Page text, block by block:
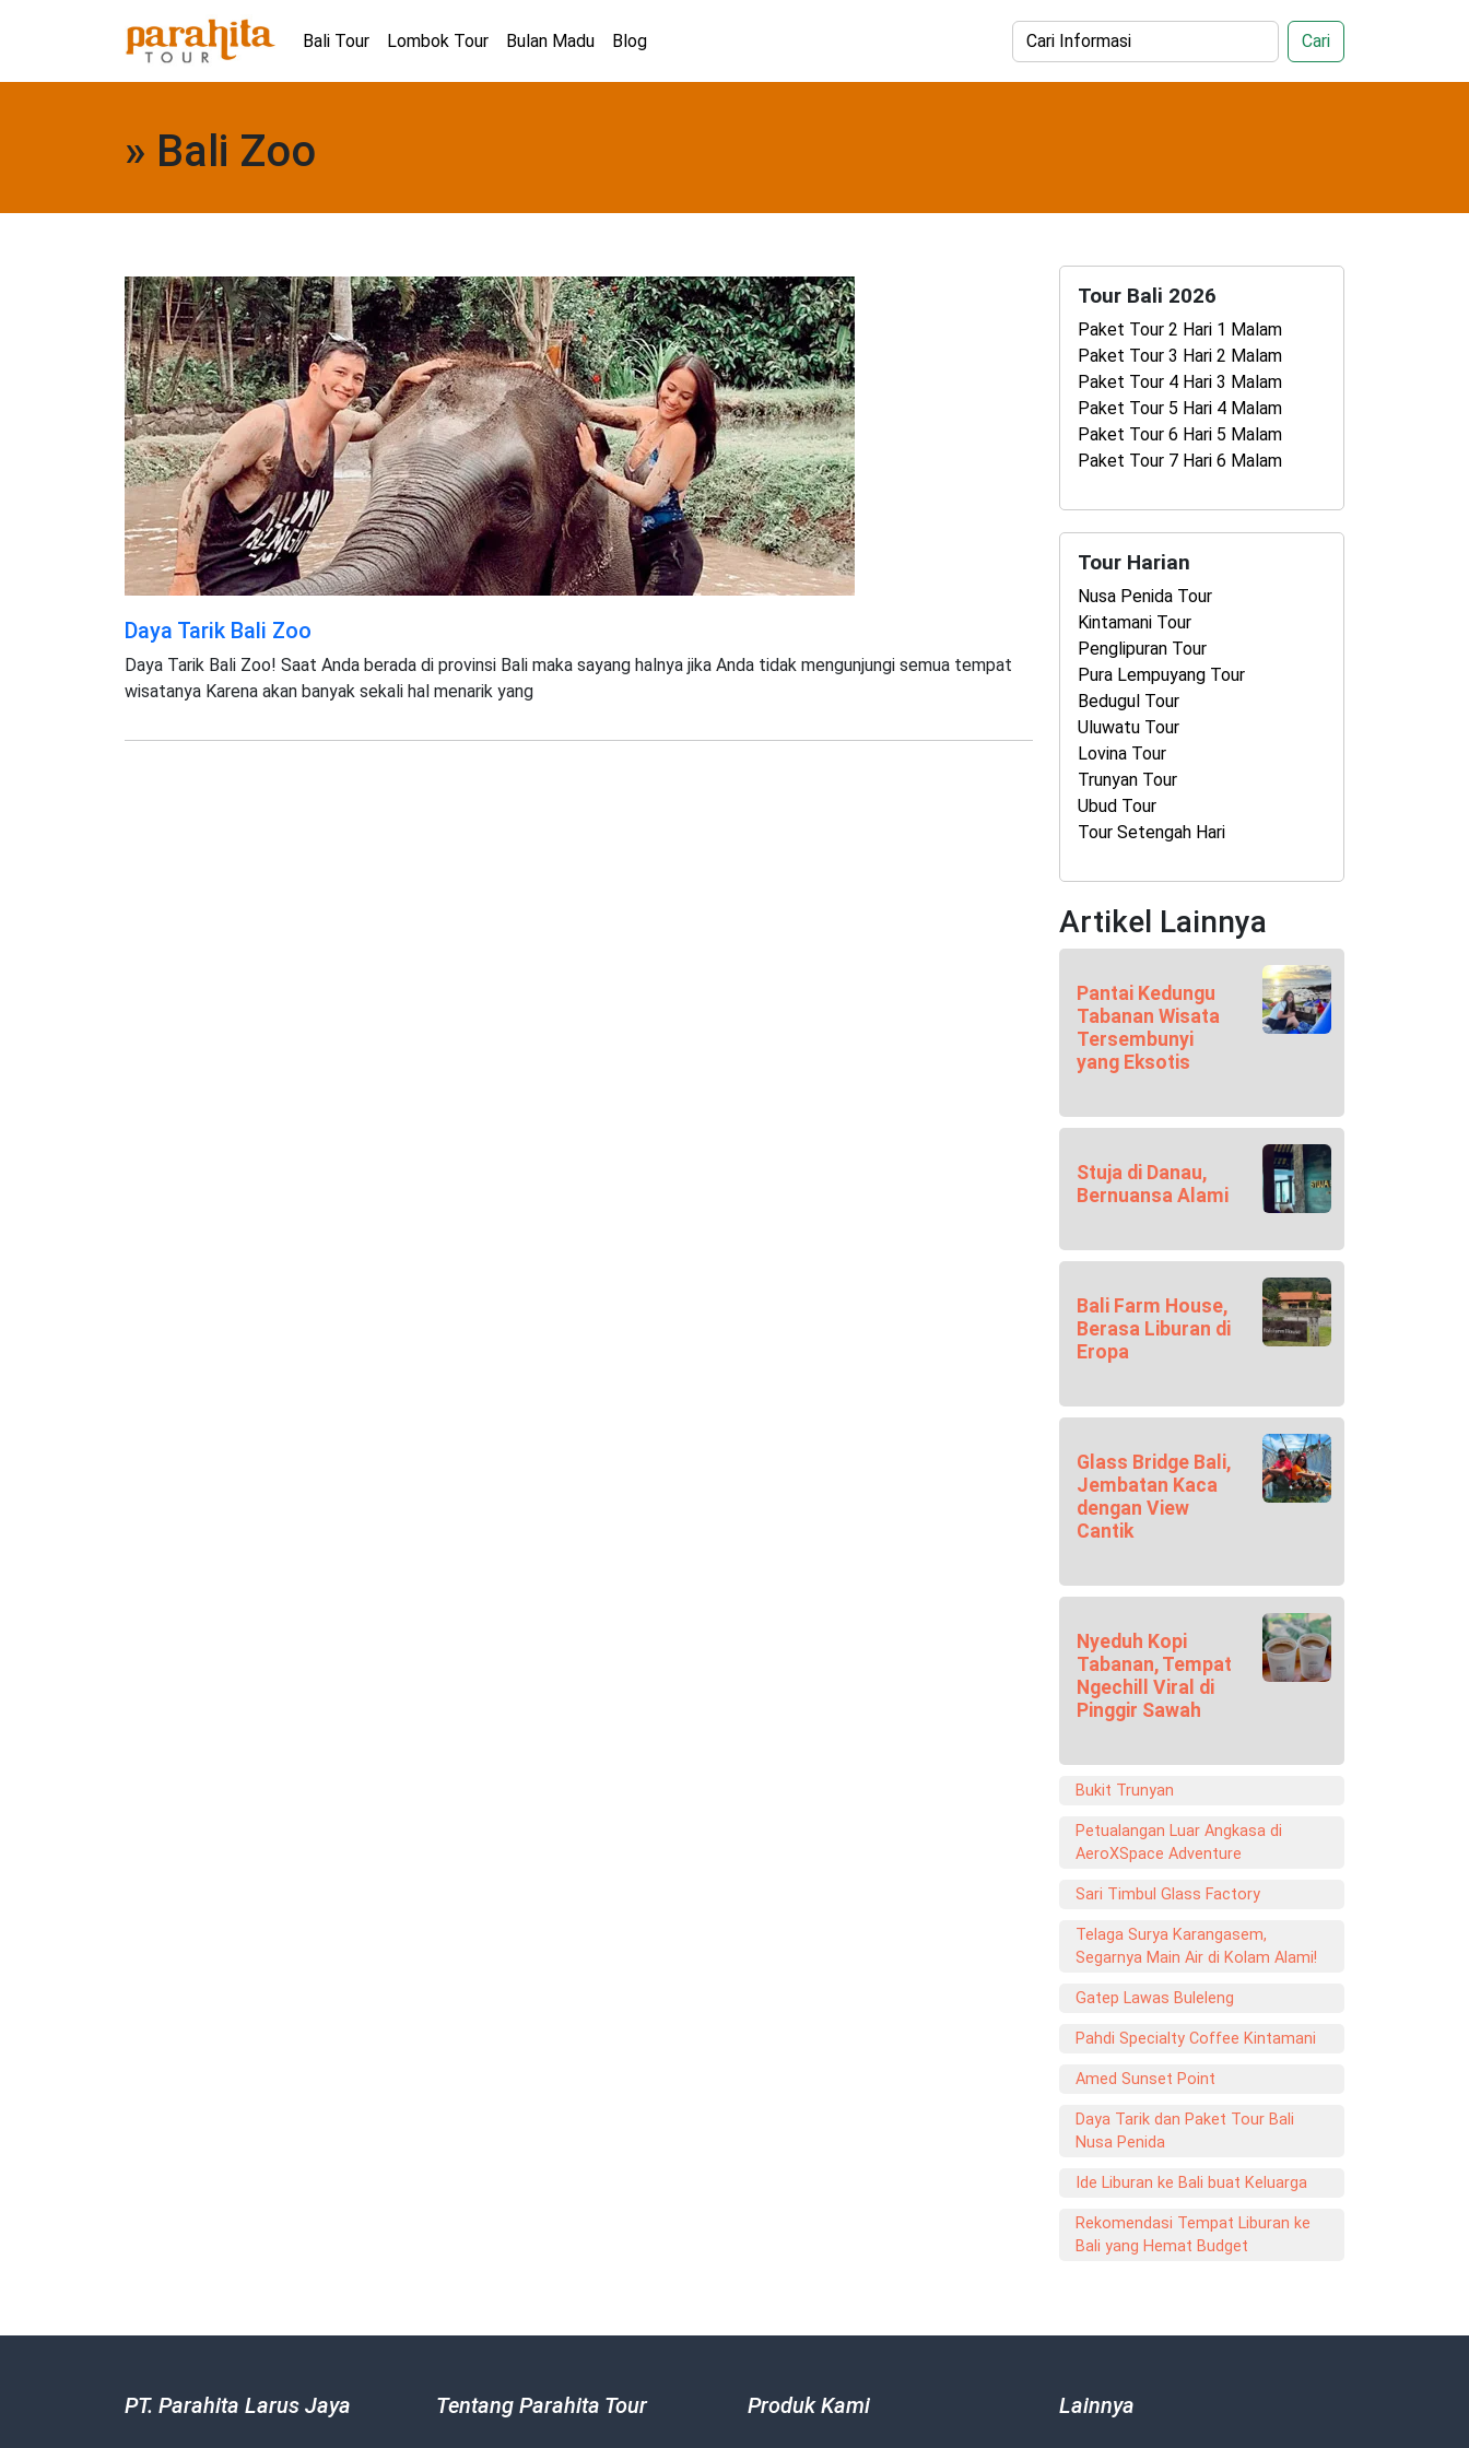
Bali Tour Lombok Tour Bulan Madu Blog Cari
» Bali Zoo
Daya Tarik Bali Zoo
Daya Tarik Bali Zoo! Saat Anda berada di provinsi Bali maka sayang halnya jika Anda tidak mengunjungi semua tempat
wisatanya Karena akan banyak sekali hal menarik yang
Tour Bali 2026
Paket Tour 2 Hari 1 Malam
Paket Tour 3 Hari 2 Malam
Paket Tour 4 Hari 3 Malam
Paket Tour 5 Hari 4 Malam
Paket Tour 6 Hari 5 Malam
Paket Tour 7 Hari 6 Malam
Tour Harian
Nusa Penida Tour
Kintamani Tour
Penglipuran Tour
Pura Lempuyang Tour
Bedugul Tour
Uluwatu Tour
Lovina Tour
Trunyan Tour
Ubud Tour
Tour Setengah Hari
Artikel Lainnya
Pantai Kedungu
Tabanan Wisata
Tersembunyi
yang Eksotis
Stuja di Danau,
Bernuansa Alami
Bali Farm House,
Berasa Liburan di
Eropa
Glass Bridge Bali,
Jembatan Kaca
dengan View
Cantik
Nyeduh Kopi
Tabanan, Tempat
Ngechill Viral di
Pinggir Sawah
Bukit Trunyan
Petualangan Luar Angkasa di
AeroXSpace Adventure
Sari Timbul Glass Factory
Telaga Surya Karangasem,
Segarnya Main Air di Kolam Alami!
Gatep Lawas Buleleng
Pahdi Specialty Coffee Kintamani
Amed Sunset Point
Daya Tarik dan Paket Tour Bali
Nusa Penida
Ide Liburan ke Bali buat Keluarga
Rekomendasi Tempat Liburan ke
Bali yang Hemat Budget
PT. Parahita Larus Jaya Tentang Parahita Tour Produk Kami Lainnya